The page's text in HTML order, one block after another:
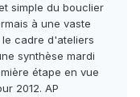
simple du bouclier
à une vaste
cadre d'ateliers
synthèse mardi
étape en vue
2012. AP